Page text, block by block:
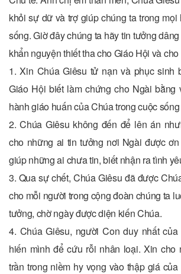
khỏi sự dữ và trợ giúp chúng ta trong
sống. Giờ đây chúng ta hãy tin tưởng
khẩn nguyện thiết tha cho Giáo Hội và
1. Xin Chúa Giêsu tử nạn và phục sinh
Giáo Hội biết làm chứng cho Ngài bằng
hành giáo huấn của Chúa trong cuộc
2. Chúa Giêsu không đến để lên án
cho những ai tin tưởng nơi Ngài được
giúp những ai chưa tin, biết nhận ra tình
3. Qua sự chết, Chúa Giêsu đã được
cho mỗi người trong cộng đoàn chúng ta
tưởng, chờ ngày được diện kiến Chúa.
4. Chúa Giêsu, người Con duy nhất
hiến mình để cứu rỗi nhân loại. Xin cho
trần trong niềm hy vọng vào thập giá